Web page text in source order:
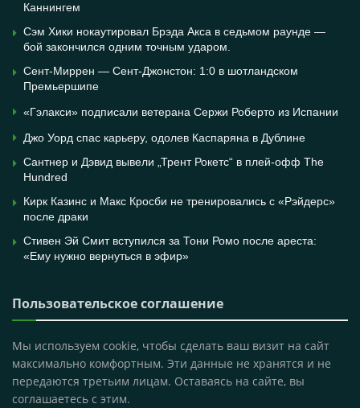
Каннингем
Сэм Хики нокаутировал Брэда Акса в седьмом раунде —
бой закончился одним точным ударом.
Сент-Миррен — Сент-Джонстон: 1:0 в шотландском
Премьершипе
«Гэлакси» подписали ветерана Сержи Роберто из Испании
Джо Уорд спас карьеру, одолев Каспаряна в Дублине
Сантнер и Дэвид вывели „Трент Рокетс“ в плей-офф The
Hundred
Кирк Казинс и Макс Кросби не тренировались с «Рэйдерс»
после драки
Стивен Эй Смит вступился за Тони Ромо после ареста:
«Ему нужно вернуться в эфир»
Пользовательское соглашение
Мы используем cookie, чтобы сделать ваш визит на сайт
максимально комфортным. Эти данные не хранятся и не
передаются третьим лицам. Оставаясь на сайте, вы
соглашаетесь с этим.